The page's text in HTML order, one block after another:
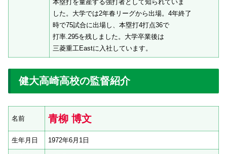
本塁打を量産する強打者として知られていま
した。大学では2年春リーグから出場。4年終了
時で75試合に出場し、本塁打4打点36で
打率.295を残しました。大学卒業後は
三菱重工Eastに入社しています。
健大高崎高校の監督紹介
名前 青柳 博文
生年月日 1972年6月1日